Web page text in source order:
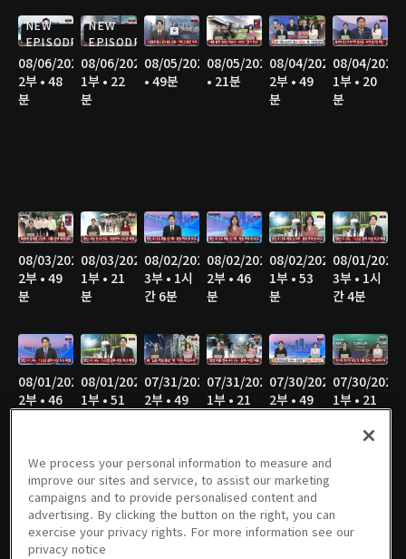
NEW
EPISODE
08/06/2026
2부 • 48
분
NEW
EPISODE
08/06/2026
1부 • 22
분
08/05/2026
• 49분
08/05/2026
• 21분
08/04/2026
2부 • 49
분
08/04/2026
1부 • 20
분
08/03/2026
2부 • 49
분
08/03/2026
1부 • 21
분
08/02/2026
3부 • 1시
간 6분
08/02/2026
2부 • 46
분
08/02/2026
1부 • 53
분
08/01/2026
3부 • 1시
간 4분
08/01/2026
2부 • 46
08/01/2026
1부 • 51
07/31/2026
2부 • 49
07/31/2026
1부 • 21
07/30/2026
2부 • 49
07/30/2026
1부 • 21
07/29/2026
2부 • 49
분
07/29/2026
1부 • 21
분
07/28/2026
2부 • 50
분
07/28/2026
1부 • 21
분
07/27/2026
2부 • 51
분
1부 • 20
분
We process your personal information to measure and
improve our sites and service, to assist our marketing
campaigns and to provide personalised content and
advertising. By clicking the button on the right, you can
exercise your privacy rights. For more information see our
privacy notice